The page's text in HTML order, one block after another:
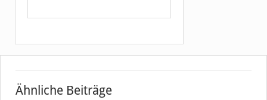
Ähnliche Beiträge